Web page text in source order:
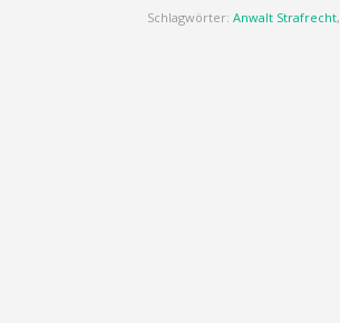
Schlagwörter: Anwalt Strafrecht,